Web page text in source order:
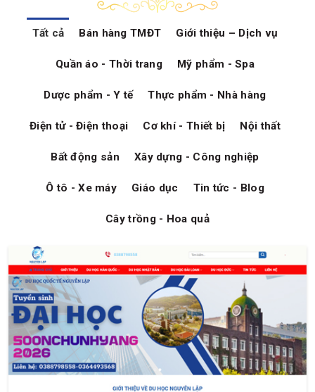
Tất cả Bán hàng TMĐT Giới thiệu – Dịch vụ
Quần áo - Thời trang Mỹ phẩm - Spa
Dược phẩm - Y tế Thực phẩm - Nhà hàng
Điện tử - Điện thoại Cơ khí - Thiết bị Nội thất
Bất động sản Xây dựng - Công nghiệp
Ô tô - Xe máy Giáo dục Tin tức - Blog
Cây trồng - Hoa quả